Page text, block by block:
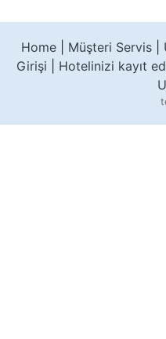
Home Müşteri Servis
Girişi
Hotelinizi kayıt